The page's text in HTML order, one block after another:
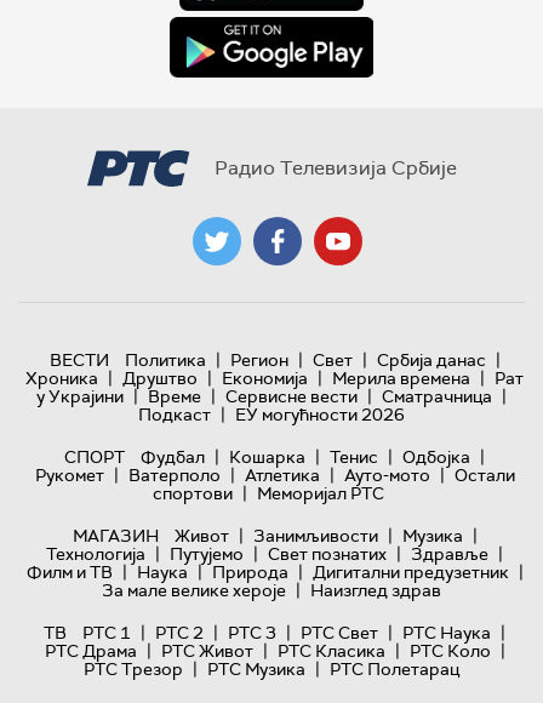
Радио Телевизија Србије
ВЕСТИ Политика | Регион | Свет | Србија данас |
Хроника | Друштво | Економија | Мерила времена | Рат
у Украјини | Време | Сервисне вести | Сматрачница |
Подкаст | ЕУ могућности 2026
СПОРТ
Фудбал | Кошарка | Тенис | Одбојка |
Рукомет | Ватерполо | Атлетика | Ауто-мото | Остали
спортови | Меморијал РТС
МАГАЗИН
Живот | Занимљивости | Музика |
Технологијa | Путујемо | Свет познатих | Здравље |
Филм и ТВ | Наука | Природа | Дигитални предузетник |
За мале велике хероје | Наизглед здрав
ТВ
РТС 1 | РТС 2 | РТС 3 | РТС Свет | РТС Наука |
РТС Драма | РТС Живот | РТС Класика | РТС Коло |
РТС Трезор | РТС Музика | РТС Полетарац